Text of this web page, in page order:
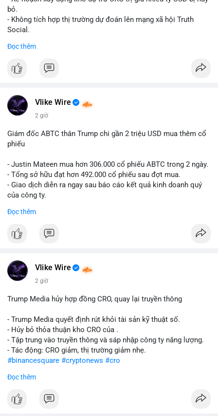
và dòng tiền tiếp theo từ ví nguồn. Khối lượng này chưa đủ tạo
áp lực bán mạnh, nhưng nếu xuất hiện thêm 2-3 giao dịch
tương tự trong 24 giờ tới, khả năng cao là sóng điều chỉnh
ở vùng giá hiện tại.
#12dot1btc #786kusd
bỏ.
- Không tích hợp thị trường dự đoán lên mạng xã hội Truth
Social.
#binancesquare
$cro
📰 Nguồn: Cointelegraph
Đọc thêm
Vlike Wire
2 giờ
Giám đốc ABTC thân Trump chi gần 2 triệu USD mua thêm cổ
phiếu
- Justin Mateen mua hơn 306.000 cổ phiếu ABTC trong 2 ngày.
- Tổng sở hữu đạt hơn 492.000 cổ phiếu sau đợt mua.
- Giao dịch diễn ra ngay sau báo cáo kết quả kinh doanh quý
của công ty.
#abtc #cryptonews
$btc $eth
📰 Nguồn: CoinDesk
Đọc thêm
Vlike Wire
2 giờ
Trump Media hủy hợp đồng CRO, quay lại truyền thông
- Trump Media quyết định rút khỏi tài sản kỹ thuật số.
- Hủy bỏ thỏa thuận kho CRO của .
- Tập trung vào truyền thông và sáp nhập công ty năng lượng.
- Tác động: CRO giảm, thị trường giảm nhẹ.
#binancesquare #cryptonews #cro
$cro
#vlikevn #titanbot
Đọc thêm